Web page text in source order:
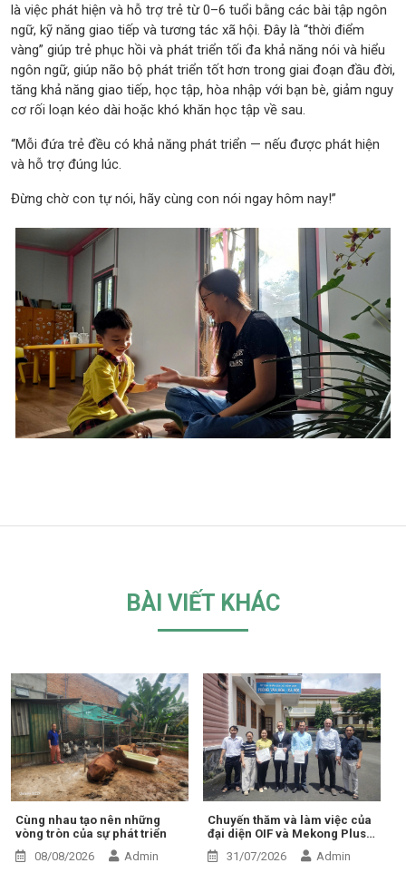
là việc phát hiện và hỗ trợ trẻ từ 0–6 tuổi bằng các bài tập ngôn
ngữ, kỹ năng giao tiếp và tương tác xã hội. Đây là “thời điểm
vàng” giúp trẻ phục hồi và phát triển tối đa khả năng nói và hiểu
ngôn ngữ, giúp não bộ phát triển tốt hơn trong giai đoạn đầu đời,
tăng khả năng giao tiếp, học tập, hòa nhập với bạn bè, giảm nguy
cơ rối loạn kéo dài hoặc khó khăn học tập về sau.
“Mỗi đứa trẻ đều có khả năng phát triển — nếu được phát hiện
và hỗ trợ đúng lúc.
Đừng chờ con tự nói, hãy cùng con nói ngay hôm nay!”
BÀI VIẾT KHÁC
Cùng nhau tạo nên những
vòng tròn của sự phát triển
08/08/2026
Admin
Chuyến thăm và làm việc của
đại diện OIF và Mekong Plus
tại cộng đồng dự án
31/07/2026 Admin